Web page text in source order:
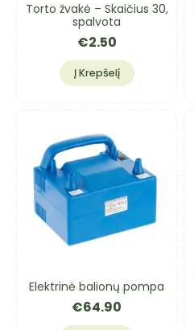
Torto žvakė – Skaičius 30,
spalvota
€2.50
Į Krepšelį
Elektrinė balionų pompa
€64.90